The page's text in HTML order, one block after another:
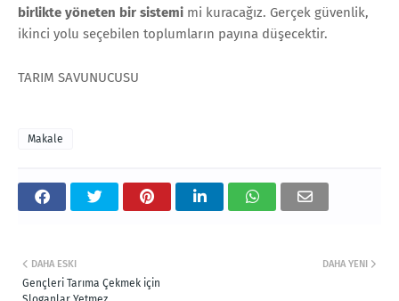
birlikte yöneten bir sistemi mi kuracağız. Gerçek güvenlik,
ikinci yolu seçebilen toplumların payına düşecektir.
TARIM SAVUNUCUSU
Makale
DAHA YENI
DAHA ESKI
Gençleri Tarıma Çekmek için